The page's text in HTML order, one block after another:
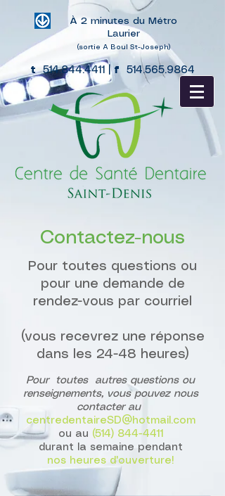
À 2 minutes du Métro
Laurier
(sortie A Boul St-Joseph)
t514.844.4411 |f 514.565.9864
Contactez-nous
Pour toutes questions ou
pour une demande de
rendez-vous par courriel
(vous recevrez une réponse
dans les 24-48 heures)
Pour toutes autres questions ou
renseignements, vous pouvez nous
contacter au
centredentaireSD@hotmail.com
ou au (514) 844-4411
durant la semaine pendant
nos heures d'ouverture!